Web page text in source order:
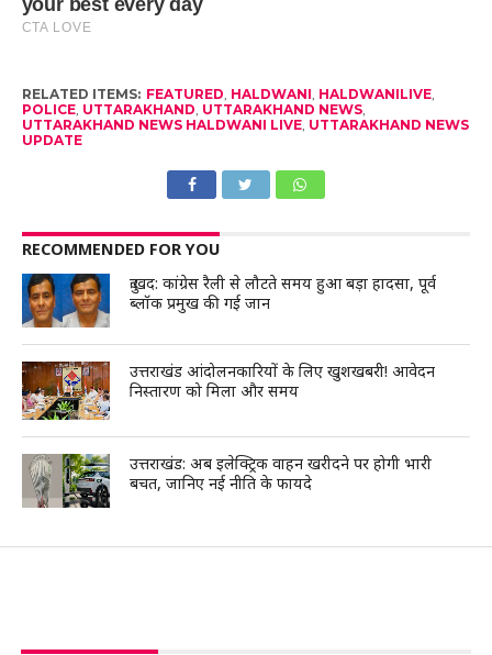
RELATED ITEMS: FEATURED, HALDWANI, HALDWANILIVE,
POLICE, UTTARAKHAND, UTTARAKHAND NEWS,
UTTARAKHAND NEWS HALDWANI LIVE, UTTARAKHAND NEWS
UPDATE
RECOMMENDED FOR YOU
दुःखद: कांग्रेस रैली से लौटते समय हुआ बड़ा हादसा, पूर्व
ब्लॉक प्रमुख की गई जान
उत्तराखंड आंदोलनकारियों के लिए खुशखबरी! आवेदन
निस्तारण को मिला और समय
उत्तराखंड: अब इलेक्ट्रिक वाहन खरीदने पर होगी भारी
बचत, जानिए नई नीति के फायदे